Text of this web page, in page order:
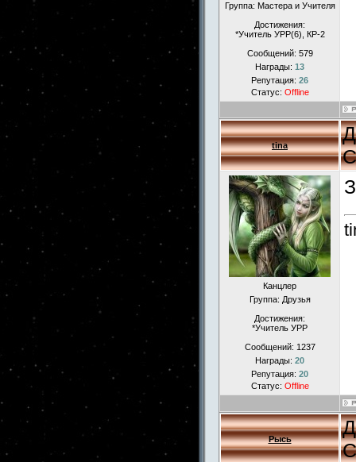
Группа: Мастера и Учителя
Достижения:
*Учитель УРР(6), КР-2
Сообщений: 579
Награды: 13
Репутация: 26
Статус: Offline
tina
Канцлер
Группа: Друзья
Достижения:
*Учитель УРР
Сообщений: 1237
Награды: 20
Репутация: 20
Статус: Offline
Рысь